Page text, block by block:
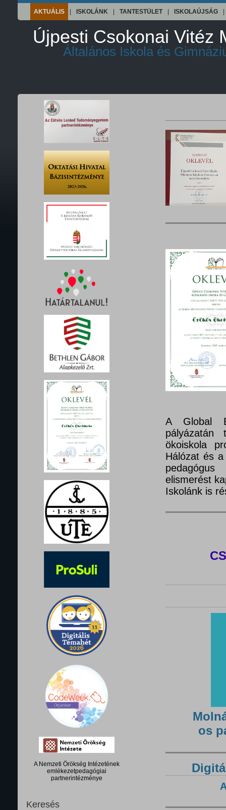
AKTUÁLIS ISKOLÁNK TANTESTÜLET ISKOLAÚJSÁG
Újpesti Csokonai Vitéz
Általános Iskola és
A Nemzeti Örökség Intézetének
emlékezetpedagógiai
partnerintézménye
Keresés
A Global
pályázatán
ökoiskola
Hálózat és
elismerést
Iskolánk is
os